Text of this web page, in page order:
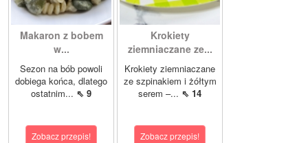
Makaron z bobem
w...
Sezon na bób powoli
dobiega końca, dlatego
ostatnim... ⇖ 9
Zobacz przepis!
Krokiety
ziemniaczane ze...
Krokiety ziemniaczane
ze szpinakiem i żółtym
serem –... ⇖ 14
Zobacz przepis!